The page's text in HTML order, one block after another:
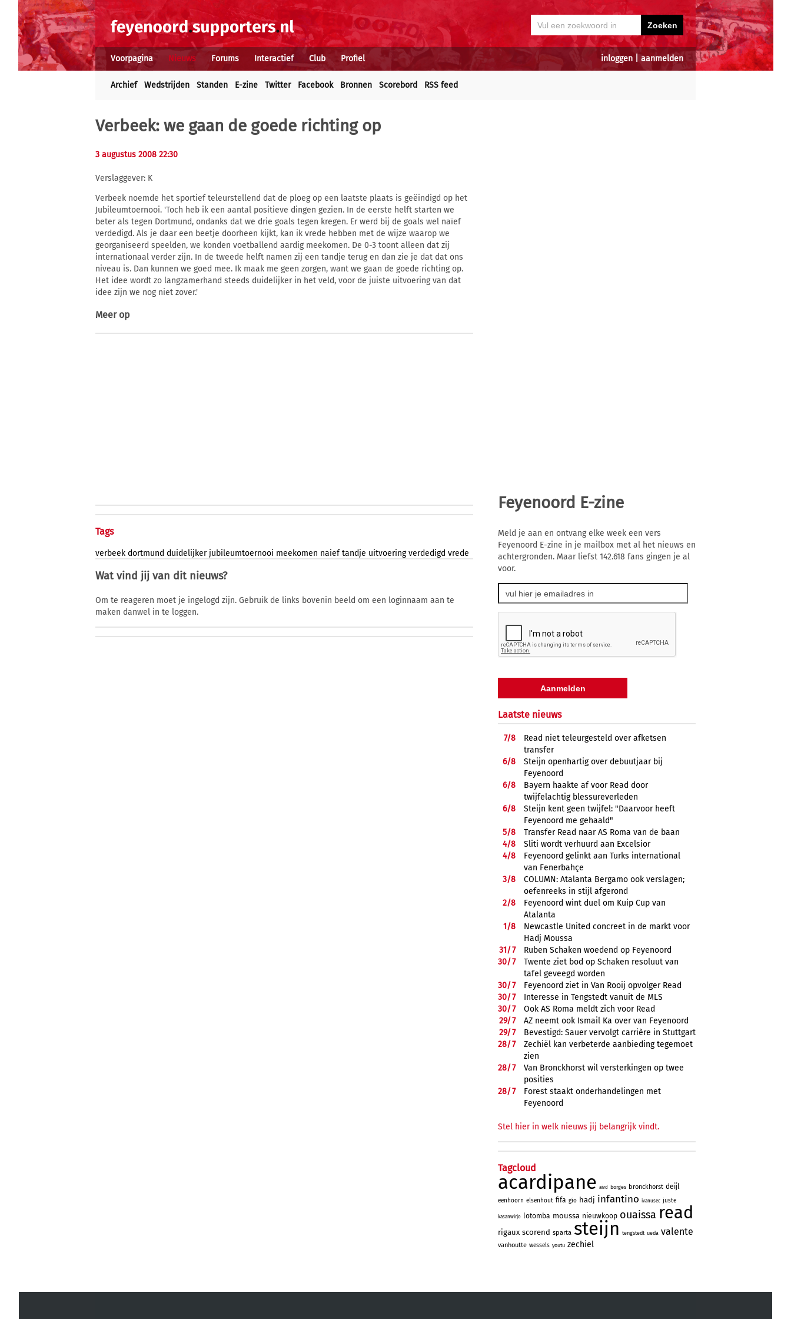
inloggen aanmelden
Voorpagina Nieuws Forums Interactief Club Profiel
Archief Wedstrijden Standen E-zine Twitter Facebook Bronnen Scorebord RSS feed
Verbeek: we gaan de goede richting op
3 augustus 2008 22:30
Verslaggever: K
Verbeek noemde het sportief teleurstellend dat de ploeg op een laatste plaats is geëindigd op het
Jubileumtoernooi. 'Toch heb ik een aantal positieve dingen gezien. In de eerste helft starten we
beter als tegen Dortmund, ondanks dat we drie goals tegen kregen. Er werd bij de goals wel naïef
verdedigd. Als je daar een beetje doorheen kijkt, kan ik vrede hebben met de wijze waarop we
georganiseerd speelden, we konden voetballend aardig meekomen. De 0-3 toont alleen dat zij
internationaal verder zijn. In de tweede helft namen zij een tandje terug en dan zie je dat dat ons
niveau is. Dan kunnen we goed mee. Ik maak me geen zorgen, want we gaan de goede richting op.
Het idee wordt zo langzamerhand steeds duidelijker in het veld, voor de juiste uitvoering van dat
idee zijn we nog niet zover.'
Meer op
Tags
verbeek dortmund duidelijker jubileumtoernooi meekomen naief tandje uitvoering verdedigd vrede
Wat vind jij van dit nieuws?
Om te reageren moet je ingelogd zijn. Gebruik de links bovenin beeld om een loginnaam aan te
maken danwel in te loggen.
Feyenoord E-zine
Meld je aan en ontvang elke week een vers
Feyenoord E-zine in je mailbox met al het nieuws en
achtergronden. Maar liefst 142.618 fans gingen je al
voor.
Laatste nieuws
7/8
Read niet teleurgesteld over afketsen
transfer
6/8
Steijn openhartig over debuutjaar bij
Feyenoord
6/8
Bayern haakte af voor Read door
twijfelachtig blessureverleden
6/8
Steijn kent geen twijfel: "Daarvoor heeft
Feyenoord me gehaald"
5/8
Transfer Read naar AS Roma van de baan
4/8
Sliti wordt verhuurd aan Excelsior
4/8
Feyenoord gelinkt aan Turks international
van Fenerbahçe
3/8
COLUMN: Atalanta Bergamo ook verslagen;
oefenreeks in stijl afgerond
2/8
Feyenoord wint duel om Kuip Cup van
Atalanta
1/8
Newcastle United concreet in de markt voor
Hadj Moussa
31/7
Ruben Schaken woedend op Feyenoord
30/7
Twente ziet bod op Schaken resoluut van
tafel geveegd worden
30/7
Feyenoord ziet in Van Rooij opvolger Read
30/7
Interesse in Tengstedt vanuit de MLS
30/7
Ook AS Roma meldt zich voor Read
29/7
AZ neemt ook Ismail Ka over van Feyenoord
29/7
Bevestigd: Sauer vervolgt carrière in Stuttgart
28/7
Zechiël kan verbeterde aanbieding tegemoet
zien
28/7
Van Bronckhorst wil versterkingen op twee
posities
28/7
Forest staakt onderhandelingen met
Feyenoord
Stel hier in welk nieuws jij belangrijk vindt.
Tagcloud
acardipane aivd borges bronckhorst deijl
eenhoorn elsenhout fifa gio hadj infantino ivanusec juste
kasanwirjo lotomba moussa nieuwkoop ouaissa read
rigaux scorend sparta steijn tengstedt ueda valente
vanhoutte wessels youtu zechiel